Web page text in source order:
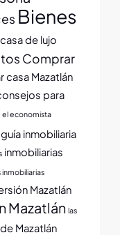
Bienes
casa de lujo
Comprar
casa Mazatlán
para
el economista
guía inmobiliaria
inmobiliarias
Mazatlán
Mazatlán las
Mazatlán